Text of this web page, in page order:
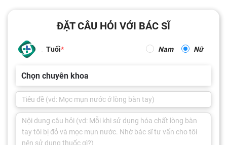
ĐẶT CÂU HỎI VỚI BÁC SĨ
Tuổi Nam Nữ
Chọn chuyên khoa